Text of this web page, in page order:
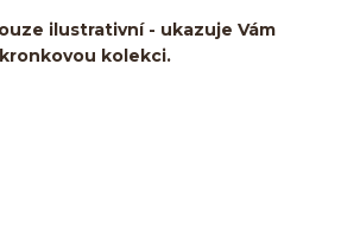
ilustrativní - ukazuje Vám
kolekci.